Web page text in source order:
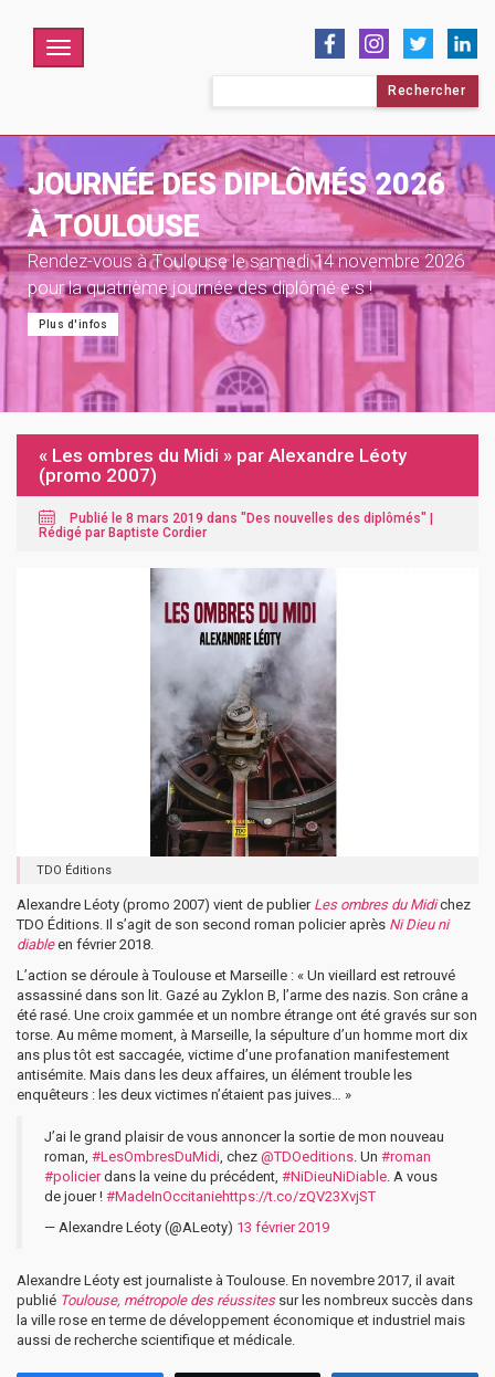
Menu
JOURNÉE DES DIPLÔMÉS 2026
À TOULOUSE
Rendez-vous à Toulouse le samedi 14 novembre 2026
pour la quatrième journée des diplômé·e·s !
Plus d'infos
« Les ombres du Midi » par Alexandre Léoty
(promo 2007)
Publié le 8 mars 2019 dans "Des nouvelles des diplômés" |
Rédigé par Baptiste Cordier
TDO Éditions
Alexandre Léoty (promo 2007) vient de publier Les ombres du Midichez
TDO Éditions. Il s’agit de son second roman policier après Ni Dieu ni
diableen février 2018.
L’action se déroule à Toulouse et Marseille : « Un vieillard est retrouvé
assassiné dans son lit. Gazé au Zyklon B, l’arme des nazis. Son crâne a
été rasé. Une croix gammée et un nombre étrange ont été gravés sur son
torse. Au même moment, à Marseille, la sépulture d’un homme mort dix
ans plus tôt est saccagée, victime d’une profanation manifestement
antisémite. Mais dans les deux affaires, un élément trouble les
enquêteurs : les deux victimes n’étaient pas juives… »
J’ai le grand plaisir de vous annoncer la sortie de mon nouveau
roman, #LesOmbresDuMidi, chez @TDOeditions. Un #roman
#policierdans la veine du précédent, #NiDieuNiDiable. A vous
de jouer ! #MadeInOccitaniehttps://t.co/zQV23XvjST
— Alexandre Léoty (@ALeoty) 13 février 2019
Alexandre Léoty est journaliste à Toulouse. En novembre 2017, il avait
publié Toulouse, métropole des réussitessur les nombreux succès dans
la ville rose en terme de développement économique et industriel mais
aussi de recherche scientifique et médicale.